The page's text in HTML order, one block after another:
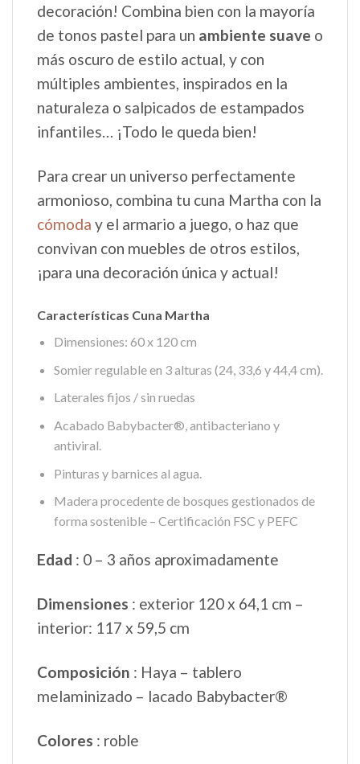
decoración! Combina bien con la mayoría
de tonos pastel para un ambiente suave o
más oscuro de estilo actual, y con
múltiples ambientes, inspirados en la
naturaleza o salpicados de estampados
infantiles… ¡Todo le queda bien!
Para crear un universo perfectamente
armonioso, combina tu cuna Martha con la
cómoda y el armario a juego, o haz que
convivan con muebles de otros estilos,
¡para una decoración única y actual!
Características Cuna Martha
Dimensiones: 60 x 120 cm
Somier regulable en 3 alturas (24, 33,6 y 44,4 cm).
Laterales fijos / sin ruedas
Acabado Babybacter®, antibacteriano y
antiviral.
Pinturas y barnices al agua.
Madera procedente de bosques gestionados de
forma sostenible – Certificación FSC y PEFC
Edad : 0 – 3 años aproximadamente
Dimensiones : exterior 120 x 64,1 cm –
interior: 117 x 59,5 cm
Composición : Haya – tablero
melaminizado – lacado Babybacter®
Colores : roble